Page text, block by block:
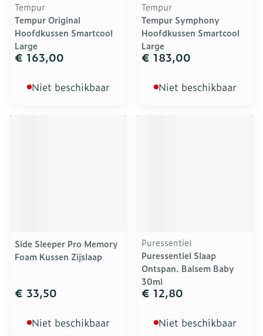
Tempur
Tempur Original
Hoofdkussen Smartcool
Large
€ 163,00
Niet beschikbaar
Tempur
Tempur Symphony
Hoofdkussen Smartcool
Large
€ 183,00
Niet beschikbaar
Side Sleeper Pro Memory
Foam Kussen Zijslaap
€ 33,50
Niet beschikbaar
Puressentiel
Puressentiel Slaap
Ontspan. Balsem Baby
30ml
€ 12,80
Niet beschikbaar